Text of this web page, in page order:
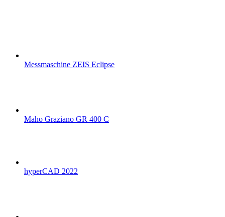
Messmaschine ZEIS Eclipse
Maho Graziano GR 400 C
hyperCAD 2022